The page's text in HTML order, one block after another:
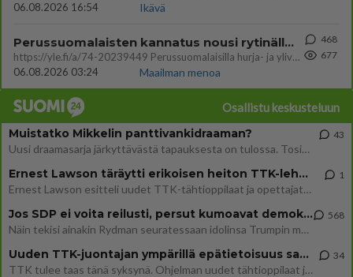
06.08.2026 16:54
Ikävä
Perussuomalaisten kannatus nousi rytinällä Ylen tänään julkaisemassa tuoreimmassa gallup-kyselyssä.
https://yle.fi/a/74-20239449 Perussuomalaisilla hurja- ja ylivoimaisesti suurin nousu tässä uudessa Ylen gallupissa. Kyl
06.08.2026 03:24
Maailman menoa
468
677
Osallistu keskusteluun
Muistatko Mikkelin panttivankidraaman?
Uusi draamasarja järkyttävästä tapauksesta on tulossa. Tositapahtumiin perustuva sarja ammentaa vuoden 1986 Mikkelin pan
43
Ernest Lawson täräytti erikoisen heiton TTK-lehdistötilaisuudessa: " Onko tässä tarkoituksena...?"
Ernest Lawson esitteli uudet TTK-tähtioppilaat ja opettajat torstaina 6.8. lehdistölle. Tulevalla kaudella on yksi hausk
1
Jos SDP ei voita reilusti, persut kumoavat demokratian Suomesta
Näin tekisi ainakin Rydman seuratessaan idolinsa Trumpin mallia https://www.is.fi/politiikka/art-2000012187244.html
568
Uuden TTK-juontajan ympärillä epätietoisuus sakenee - Nyt MTV hämmentää soppaa
TTK tulee taas tänä syksynä. Ohjelman uudet tähtioppilaat julkistetaan torstaina 6. elokuuta klo 14 alkavassa lehdistö
34